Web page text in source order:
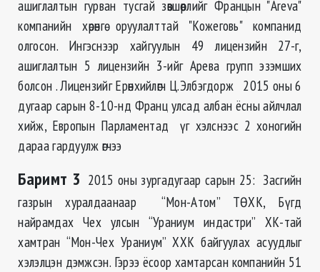
ашиглалтын гурван тусгай зөвшөөрлийг Францын "Areva"
компанийн хөрөнгө оруулалттай "Кожеговь" компанид
олгосон. Ингэснээр хайгуулын 49 лицензийн 27-г,
ашиглалтын 5 лицензийн 3-ийг Арева групп эзэмших
болсон . Лицензийг Ерөнхийлөгч Ц.Элбэгдорж 2015 оны 6
дугаар сарын 8-10-нд Франц улсад албан ёсны айлчлал
хийж, Европын Парламентад үг хэлснээс 2 хоногийн
дараа гардуулж өгчээ
Баримт 3 2015 оны зургадугаар сарын 25: Засгийн
газрын хуралдаанаар “Мон-Атом” ТӨХК, Бүгд
найрамдах Чех улсын “Ураниум индастри” ХК-тай
хамтран “Мон-Чех Ураниум” ХХК байгуулах асуудлыг
хэлэлцэн дэмжсэн. Гэрээ ёсоор хамтарсан компанийн 51